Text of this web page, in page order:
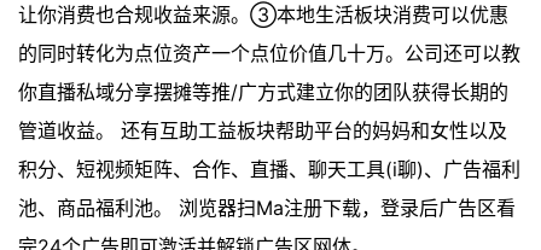
让你消费也合规收益来源。③本地生活板块消费可以优惠
的同时转化为点位资产一个点位价值几十万。公司还可以教
你直播私域分享摆摊等推/广方式建立你的团队获得长期的
管道收益。 还有互助工益板块帮助平台的妈妈和女性以及
积分、短视频矩阵、合作、直播、聊天工具(i聊)、广告福利
池、商品福利池。 浏览器扫Ma注册下载，登录后广告区看